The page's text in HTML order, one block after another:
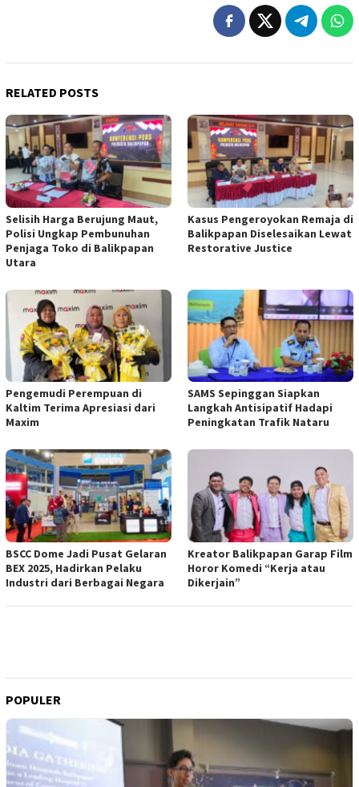
RELATED POSTS
Selisih Harga Berujung Maut,
Polisi Ungkap Pembunuhan
Penjaga Toko di Balikpapan
Utara
Kasus Pengeroyokan Remaja di
Balikpapan Diselesaikan Lewat
Restorative Justice
Pengemudi Perempuan di
Kaltim Terima Apresiasi dari
Maxim
SAMS Sepinggan Siapkan
Langkah Antisipatif Hadapi
Peningkatan Trafik Nataru
BSCC Dome Jadi Pusat Gelaran
BEX 2025, Hadirkan Pelaku
Industri dari Berbagai Negara
Kreator Balikpapan Garap Film
Horor Komedi “Kerja atau
Dikerjain”
POPULER